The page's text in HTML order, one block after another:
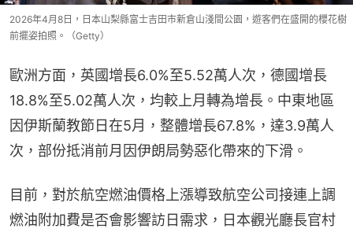
2026年4月8日，日本山梨縣富士吉田市新倉山淺間公園，遊客們在盛開的櫻花樹
前擺姿拍照。（Getty）
歐洲方面，英國增長6.0%至5.52萬人次，德國增長
18.8%至5.02萬人次，均較上月轉為增長。中東地區
因伊斯蘭教節日在5月，整體增長67.8%，達3.9萬人
次，部份抵消前月因伊朗局勢惡化帶來的下滑。
目前，對於航空燃油價格上漲導致航空公司接連上調
燃油附加費是否會影響訪日需求，日本觀光廳長官村